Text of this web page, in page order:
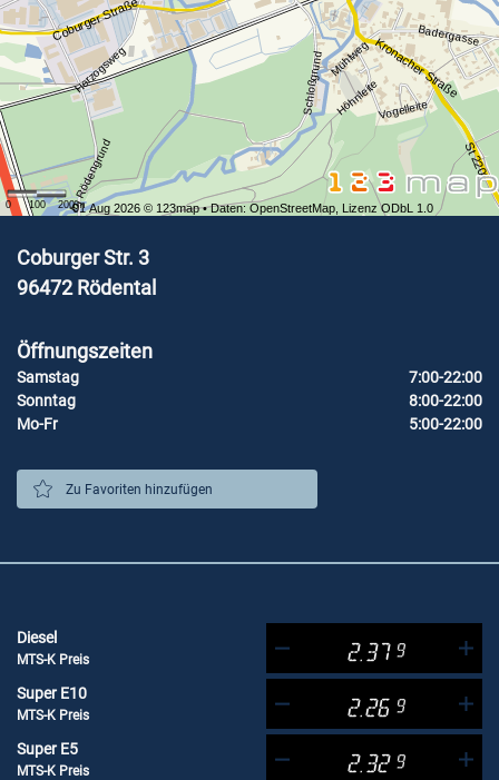
St 2206
Kronacher Straße
Coburger Straße
Herzogsweg
Im Rödengrund
Badergasse
HöhnleiteVogelleite
Mühlweg
Schloßgrund
0 100 200 m
01 Aug 2026 © 123map• Daten: OpenStreetMap Lizenz ODbL 1.0
Coburger Str. 3
96472 Rödental
Öffnungszeiten
Samstag
7:00-22:00
Sonntag
8:00-22:00
Mo-Fr
5:00-22:00
Zu Favoriten hinzufügen
Diesel
MTS-K Preis 2.37 9
Super E10
MTS-K Preis 2.26 9
Super E5
MTS-K Preis 2.32 9